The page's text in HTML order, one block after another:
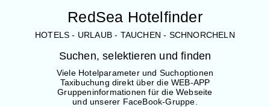
RedSea Hotelfinder
HOTELS - URLAUB - TAUCHEN - SCHNORCHELN
Suchen, selektieren und finden
Viele Hotelparameter und Suchoptionen
Taxibuchung direkt über die WEB-APP
Gruppeninformationen für die Webseite
und unserer FaceBook-Gruppe.